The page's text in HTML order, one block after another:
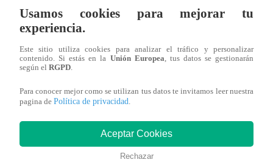
Redacción Latina
23 de octubre 2018
una fotografía donde se observa a políticos de izquierda
Usamos cookies para mejorar tu
experiencia.
Este sitio utiliza cookies para analizar el tráfico y personalizar
contenido. Si estás en la Unión Europea , tus datos se gestionarán
según el RGPD
Para conocer mejor como se utilizan tus datos te invitamos leer nuestra
pagina de Política de privacidad
Aceptar Cookies
Rechazar